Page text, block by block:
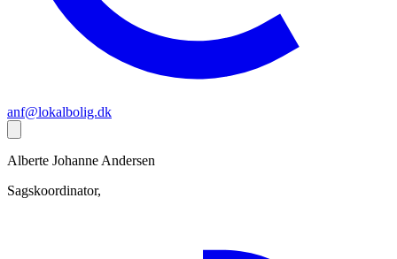
anf@lokalbolig.dk
Alberte Johanne Andersen
Sagskoordinator,